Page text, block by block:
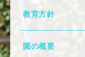
教育方針
園の概要